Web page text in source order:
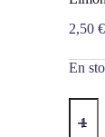
2,50 €
En
quantité
de